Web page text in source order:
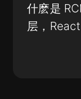
什麽是
层，